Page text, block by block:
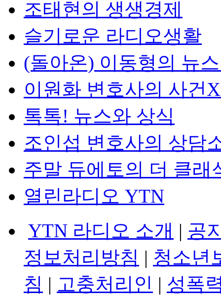
조태현의 생생경제
슬기로운 라디오생활
(돌아온) 이동형의 뉴
이원화 변호사의 사건
톡톡! 뉴스와 상식
조인섭 변호사의 상담
주말 듀에토의 더 클래
열린라디오 YTN
YTN 라디오 소개 | 공
정보처리방침 | 청소년
침 | 고충처리인 | 성폭